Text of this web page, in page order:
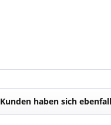
Kunden haben sich